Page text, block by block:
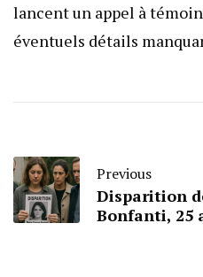
lancent un appel à
éventuels détails
Previous
Disparition
Bonfanti, 25